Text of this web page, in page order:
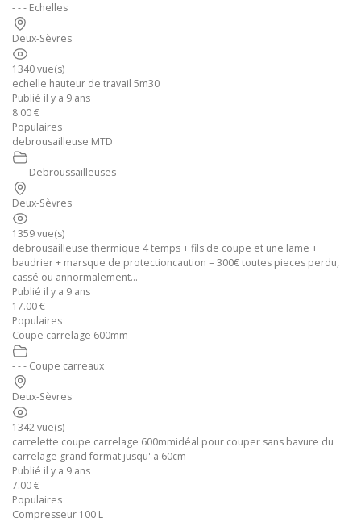
- - - Echelles
Deux-Sèvres
1340 vue(s)
echelle hauteur de travail 5m30
Publié il y a 9 ans
8.00 €
Populaires
debrousailleuse MTD
- - - Debroussailleuses
Deux-Sèvres
1359 vue(s)
debrousailleuse thermique 4 temps + fils de coupe et une lame +
baudrier + marsque de protectioncaution = 300€ toutes pieces perdu,
cassé ou annormalement...
Publié il y a 9 ans
17.00 €
Populaires
Coupe carrelage 600mm
- - - Coupe carreaux
Deux-Sèvres
1342 vue(s)
carrelette coupe carrelage 600mmidéal pour couper sans bavure du
carrelage grand format jusqu' a 60cm
Publié il y a 9 ans
7.00 €
Populaires
Compresseur 100 L